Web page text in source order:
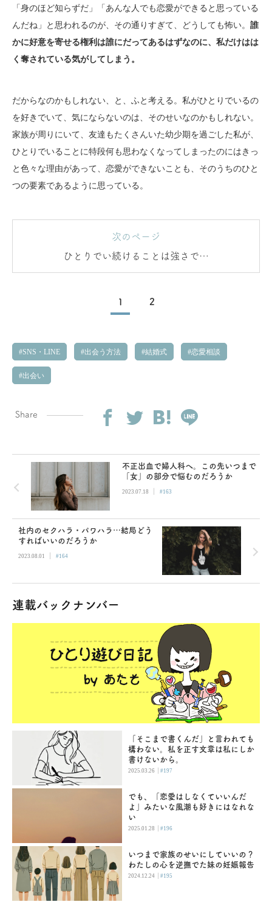
「身のほど知らずだ」「あんな人でも恋愛ができると思っている
んだね」と思われるのが、その通りすぎて、どうしても怖い。 誰
かに好意を寄せる権利は誰にだってあるはずなのに、私だけはは
く奪されている気がしてしまう。
だからなのかもしれない、と、ふと考える。私がひとりでいるの
を好きでいて、気にならないのは、そのせいなのかもしれない。
家族が周りにいて、友達もたくさんいた幼少期を過ごした私が、
ひとりでいることに特段何も思わなくなってしまったのにはきっ
と色々な理由があって、恋愛ができないことも、そのうちのひと
つの要素であるように思っている。
次のページ
ひとりでい続けることは強さでは
ない
1 2
SNS・LINE 出会う方法 結婚式 恋愛相談
出会い
Share
不正出血で婦人科へ。この先いつまで
「女」の部分で悩むのだろうか
2023.07.18 | #163
社内のセクハラ・パワハラ…結局どう
すればいいのだろうか
2023.08.01 | #164
連載バックナンバー
「そこまで書くんだ」と言われても
構わない。私を正す文章は私にしか
書けないから。
2025.03.26 |#197
でも、「恋愛はしなくていいんだ
よ」みたいな風潮も好きにはなれな
い
2025.01.28 |#196
いつまで家族のせいにしていいの？
わたしの心を逆撫でた妹の妊娠報告
2024.12.24 |#195